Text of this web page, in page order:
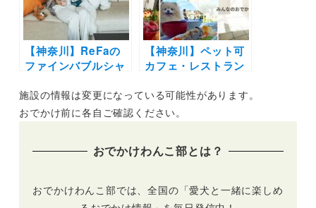
【神奈川】ReFaの
ファインバブルシャ
る！「ハイアット リ
ージェンシー 箱根
ルームに期間限定で
【神奈川】ペット可
カフェ・レストラン
中華街の食べ放題や
アフタヌーンティー
施設の情報は変更になっている可能性があります。
おでかけ前に各自ご確認ください。
おでかけわんこ部とは？
おでかけわんこ部では、全国の「愛犬と一緒に楽しめ